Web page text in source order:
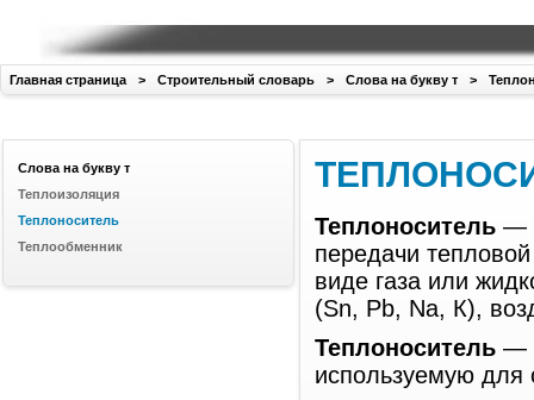
Главная страница > Строительный словарь > Слова на букву т >
Теплоноситель —
передачи
виде газа или
(Sn, Pb, Na, К),
Теплоноситель —
используемую для
Слова на букву т
Теплоизоляция
Теплоноситель
Теплообменник